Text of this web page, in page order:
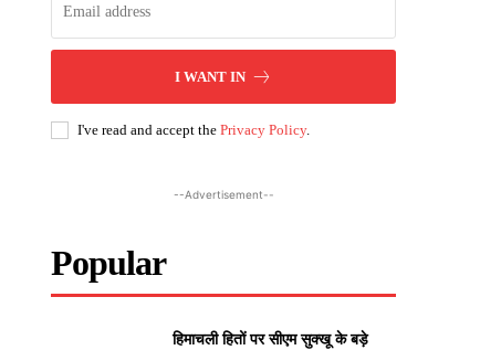
I WANT IN
I've read and accept thePrivacy Policy.
--Advertisement--
Popular
हिमाचली हितों पर सीएम सुक्खू के बड़े